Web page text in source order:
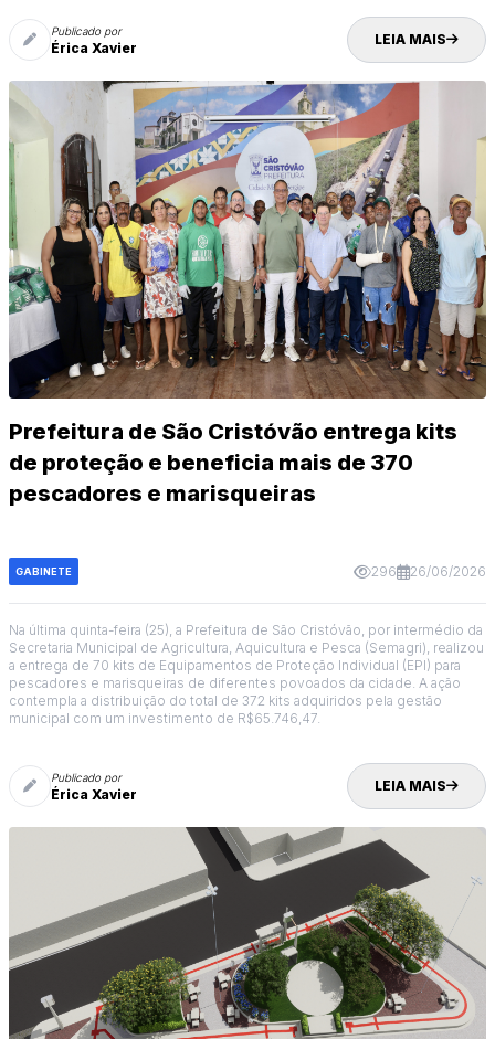
Publicado por
Érica Xavier LEIA MAIS
Prefeitura de São Cristóvão entrega kits
de proteção e beneficia mais de 370
pescadores e marisqueiras
GABINETE 296 26/06/2026
Na última quinta-feira (25), a Prefeitura de São Cristóvão, por intermédio da
Secretaria Municipal de Agricultura, Aquicultura e Pesca (Semagri), realizou
a entrega de 70 kits de Equipamentos de Proteção Individual (EPI) para
pescadores e marisqueiras de diferentes povoados da cidade. A ação
contempla a distribuição do total de 372 kits adquiridos pela gestão
municipal com um investimento de R$65.746,47.
Publicado por
Érica Xavier LEIA MAIS